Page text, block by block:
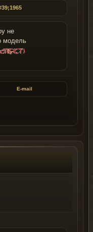
не
модель
E-mail